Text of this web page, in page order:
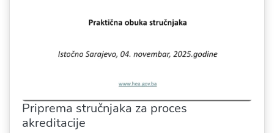
Priprema stručnjaka za proces
akreditacije